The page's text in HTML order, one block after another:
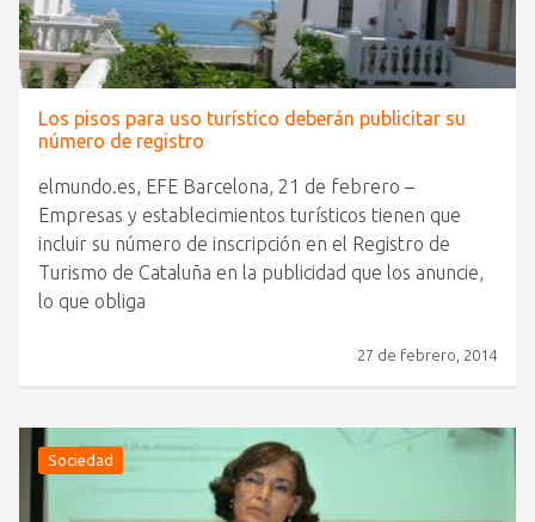
Los pisos para uso turístico deberán publicitar su
número de registro
elmundo.es, EFE Barcelona, 21 de febrero –
Empresas y establecimientos turísticos tienen que
incluir su número de inscripción en el Registro de
Turismo de Cataluña en la publicidad que los anuncie,
lo que obliga
27 de febrero, 2014
Sociedad